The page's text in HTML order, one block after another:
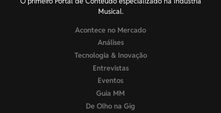
Musical.
Acontece no Mercado
Análises
Tecnologia & Inovação
Entrevistas
Eventos
Guia MM
De Olho na Gig